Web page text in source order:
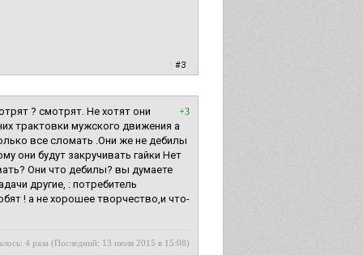
#3
+3
? смотрят. Не хотят они
трактовки мужского движения а
все сломать .Они же не дебилы
они будут закручивать гайки Нет
Они что дебилы? вы думаeте
другие, : потребитель
! а не хорошее творчество,и что-
4 раза (Последний: 13 июля 2015 в 15:08)